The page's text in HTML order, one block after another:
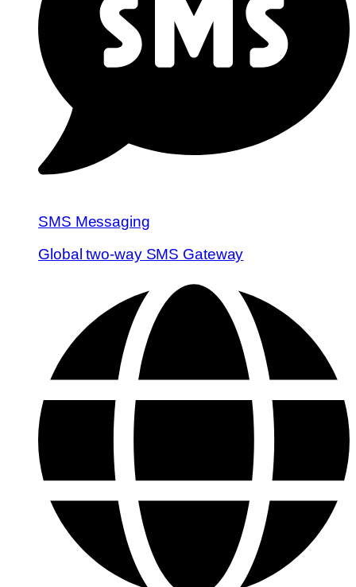
SMS Messaging
Global two-way SMS Gateway